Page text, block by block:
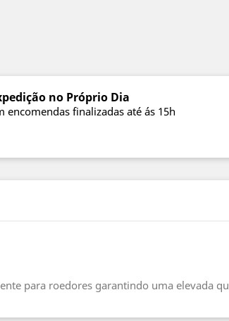
no Próprio Dia
encomendas finalizadas até ás 15h
para roedores garantindo uma elevada